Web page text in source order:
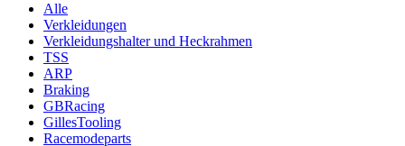
Alle
Verkleidungen
Verkleidungshalter und Heckrahmen
TSS
ARP
Braking
GBRacing
GillesTooling
Racemodeparts